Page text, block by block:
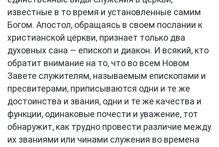
известные в то время и установленные самим
Богом. Апостол, обращаясь в своем послании к
христианской церкви, признает только два
духовных сана — епископ и диакон. И всякий, кто
обратит внимание на то, что во всем Новом
Завете служителям, называемым епископами и
пресвитерами, приписываются одни и те же
достоинства и звания, одни и те же качества и
функции, одинаковые почести и уважение, тот
обнаружит, как трудно провести различие между
их званиями или чинами служения во времена